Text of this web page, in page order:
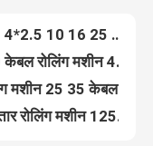
200 मीटर/मिनट 1250 स्वचालित तार रोलिंग मशीन 1250 मिमी भुगतान के साथ
4*1.5 4*2.5 केबल रोलिंग मशीन 200 मीटर/मिनट वायर रैपिंग मशीन